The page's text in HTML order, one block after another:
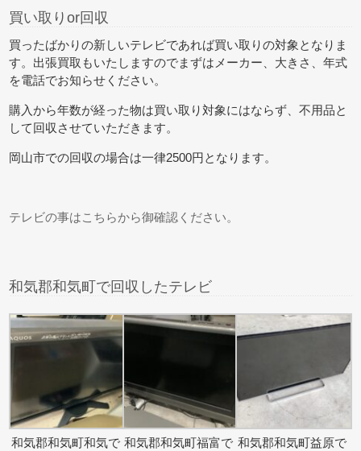
買い取りor回収
買ったばかりの新しいテレビであれば買い取りの対象となりま
す。出張買取もいたしますのでまずはメーカー、大きさ、年式
を電話でお知らせください。
購入から年数が経った物は買い取り対象にはならず、不用品と
して回収させていただきます。
岡山市での回収の場合は一律2500円となります。
テレビの事はこちらから御確認ください。
和気郡和気町で回収したテレビ
和気郡和気町和気で 和気郡和気町福富で 和気郡和気町益原で